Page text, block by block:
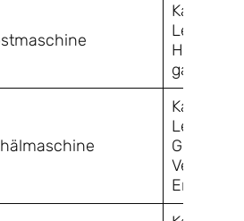
Leistung:
Heizart:
Größe: